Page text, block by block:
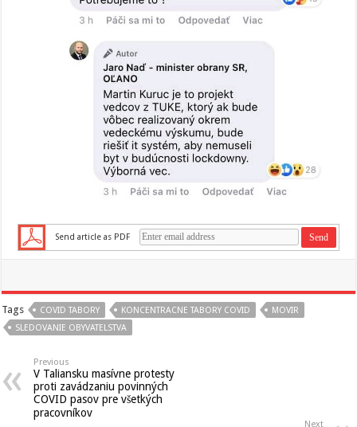
Send article as PDF
Tags COVID TABORY KONCENTRACNE TABORY COVID
MOVIR
SLEDOVANIE OBYVATELSTVA
Previous
V Taliansku masívne protesty
proti zavádzaniu povinných
COVID pasov pre všetkých
pracovníkov
Next